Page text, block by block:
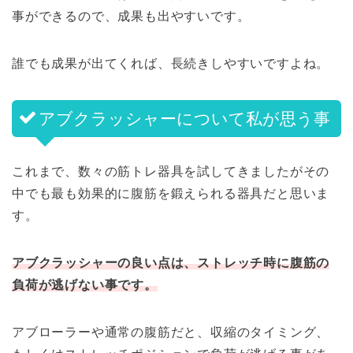
事ができるので、成果も出やすいです。
誰でも成果が出てくれば、長続きしやすいですよね。
アブクラッシャーについて私が思う事
これまで、数々の筋トレ器具を試してきましたがその
中でも最も効果的に腹筋を鍛えられる器具だと思いま
す。
アブクラッシャーの良い点は、ストレッチ時に腹筋の
負荷が逃げない事です。
アブローラーや通常の腹筋だと、収縮のタイミング、